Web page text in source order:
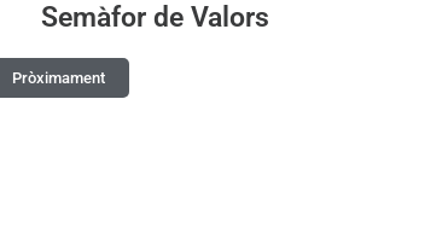
Semàfor de Valors
Pròximament